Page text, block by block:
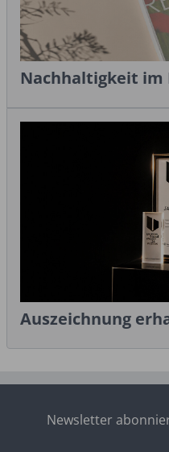
Nachhaltigkeit im
Auszeichnung
Newsletter